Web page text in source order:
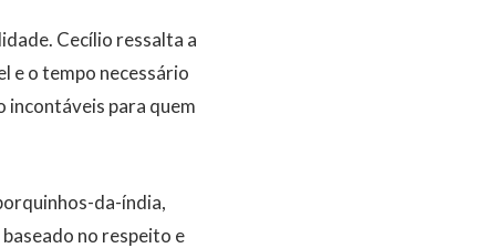
Cecílio ressalta a
e o tempo necessário
incontáveis para quem
da-índia,
no respeito e